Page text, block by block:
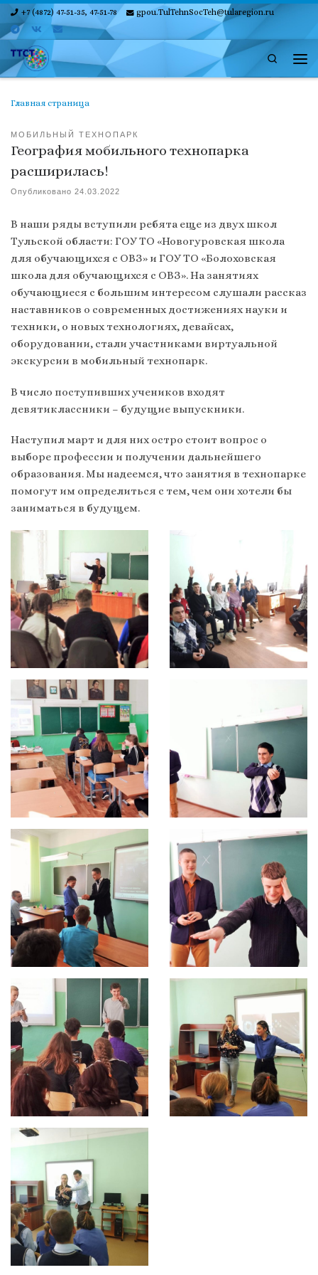
Skip to content
+7 (4872) 47-51-35, 47-51-78 gpou.TulTehnSocTeh@tularegion.ru
Search
Главная страница
МОБИЛЬНЫЙ ТЕХНОПАРК
География мобильного технопарка
расширилась!
Опубликовано 24.03.2022
В наши ряды вступили ребята еще из двух школ
Тульской области: ГОУ ТО «Новогуровская школа
для обучающихся с ОВЗ» и ГОУ ТО «Болоховская
школа для обучающихся с ОВЗ». На занятиях
обучающиеся с большим интересом слушали рассказ
наставников о современных достижениях науки и
техники, о новых технологиях, девайсах,
оборудовании, стали участниками виртуальной
экскурсии в мобильный технопарк.
В число поступивших учеников входят
девятиклассники – будущие выпускники.
Наступил март и для них остро стоит вопрос о
выборе профессии и получении дальнейшего
образования. Мы надеемся, что занятия в технопарке
помогут им определиться с тем, чем они хотели бы
заниматься в будущем.